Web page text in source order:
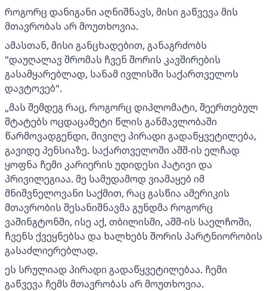
როგორც დანიგანი აღნიშნავს, მისი გაწვევა მის
მთავრობას არ მოუთხოვია.
ამასთან, მისი განცხადებით, განაგრძობს
"დაუღალავ შრომას ჩვენ შორის კავშირების
გასამყარებლად, სანამ ივლისში საქართველოს
დავტოვებ".
„მას შემდეგ რაც, როგორც დიპლომატი, შეერთებულ
შტატებს ოცდაცამეტი წლის განმავლობაში
წარმოვადგენდი, მივიღე პირადი გადაწყვეტილება,
გავიდე პენსიაზე. საქართველოში აშშ-ის ელჩად
ყოფნა ჩემი კარიერის უდიდესი პატივი და
პრივილეგიაა. მე სამუდამოდ ვიამაყებ იმ
მნიშვნელოვანი საქმით, რაც გასწია ამერიკის
მთავრობის შესანიშნავმა გუნდმა როგორც
ვაშინგტონში, ისე აქ, თბილისში, აშშ-ის საელჩოში,
ჩვენს ქვეყნებსა და ხალხებს შორის პარტნიორობის
გასაძლიერებლად.
ეს სრულიად პირადი გადაწყვეტილებაა. ჩემი
გაწვევა ჩემს მთავრობას არ მოუთხოვია.